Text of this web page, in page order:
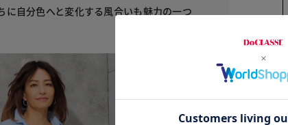
に自分色へと変化する風合いも魅力の一つ